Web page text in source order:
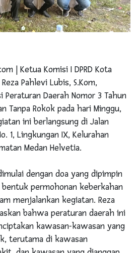
| Ketua Komisi I DPRD Kota
Pahlevi Lubis, S.Kom,
Peraturan Daerah Nomor 3 Tahun
Tanpa Rokok pada hari Minggu,
ini berlangsung di Jalan
1, Lingkungan IX, Kelurahan
Medan Helvetia.
dengan doa yang dipimpin
permohonan keberkahan
menjalankan kegiatan. Reza
bahwa peraturan daerah ini
kawasan-kawasan yang
terutama di kawasan